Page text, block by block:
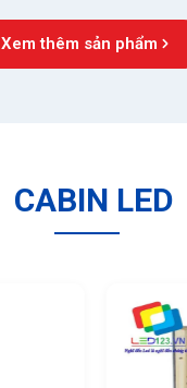
Xem thêm sản phẩm
CABIN LED